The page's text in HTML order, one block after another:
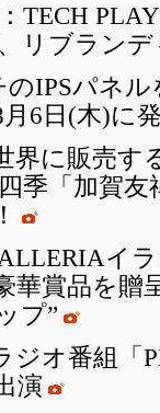
TECH
リブラン
のIPSパネ
6日(木)に
界に販売す
季「加賀
イ
華賞品を
プ”
ジオ番組「
演